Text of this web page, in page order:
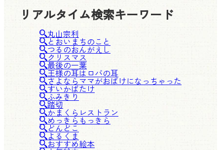
リアルタイム検索キーワード
丸山宗利
とおいまちのこと
つるのおんがえし
クリスマス
最後の一葉
王様の耳はロバの耳
さよならママがおばけになっちゃった
すいかばたけ
ふみきり
踏切
かまくらレストラン
めっきらもっきら
どんどこ
よるくま
おすすめ絵本